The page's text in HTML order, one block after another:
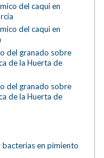
del caqui en
del caqui en
del granado sobre
de la Huerta de
del granado sobre
de la Huerta de
en pimiento